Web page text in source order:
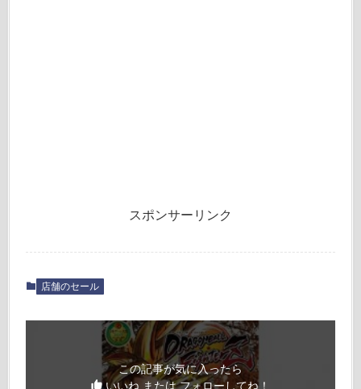
スポンサーリンク
店舗のセール
この記事が気に入ったら
いいね または フォローしてね！